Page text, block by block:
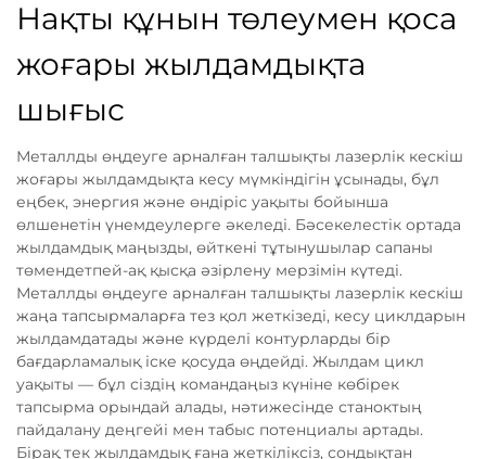
Нақты құнын төлеумен қоса
жоғары жылдамдықта
шығыс
Металлды өңдеуге арналған талшықты лазерлік кескіш
жоғары жылдамдықта кесу мүмкіндігін ұсынады, бұл
еңбек, энергия және өндіріс уақыты бойынша
өлшенетін үнемдеулерге әкеледі. Бәсекелестік ортада
жылдамдық маңызды, өйткені тұтынушылар сапаны
төмендетпей-ақ қысқа әзірлену мерзімін күтеді.
Металлды өңдеуге арналған талшықты лазерлік кескіш
жаңа тапсырмаларға тез қол жеткізеді, кесу циклдарын
жылдамдатады және күрделі контурларды бір
бағдарламалық іске қосуда өңдейді. Жылдам цикл
уақыты — бұл сіздің командаңыз күніне көбірек
тапсырма орындай алады, нәтижесінде станоктың
пайдалану деңгейі мен табыс потенциалы артады.
Бірақ тек жылдамдық ғана жеткіліксіз, сондықтан